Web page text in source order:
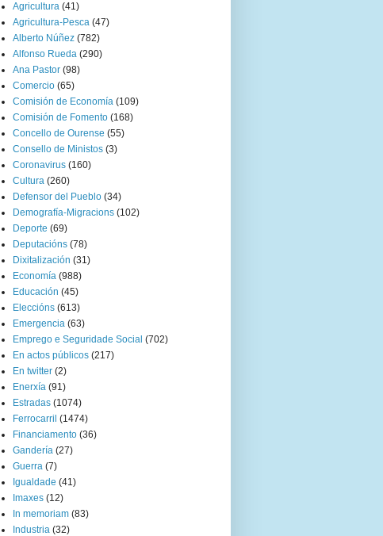
Agricultura (41)
Agricultura-Pesca (47)
Alberto Núñez (782)
Alfonso Rueda (290)
Ana Pastor (98)
Comercio (65)
Comisión de Economía (109)
Comisión de Fomento (168)
Concello de Ourense (55)
Consello de Ministos (3)
Coronavirus (160)
Cultura (260)
Defensor del Pueblo (34)
Demografía-Migracions (102)
Deporte (69)
Deputacións (78)
Dixitalización (31)
Economía (988)
Educación (45)
Eleccións (613)
Emergencia (63)
Emprego e Seguridade Social (702)
En actos públicos (217)
En twitter (2)
Enerxía (91)
Estradas (1074)
Ferrocarril (1474)
Financiamento (36)
Gandería (27)
Guerra (7)
Igualdade (41)
Imaxes (12)
In memoriam (83)
Industria (32)